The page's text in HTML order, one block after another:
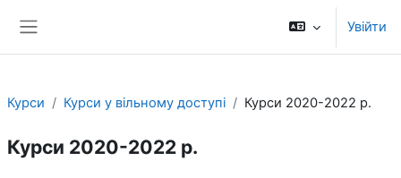
Увійти
Курси Курси у вільному доступі Курси 2020-2022 р.
Курси 2020-2022 р.